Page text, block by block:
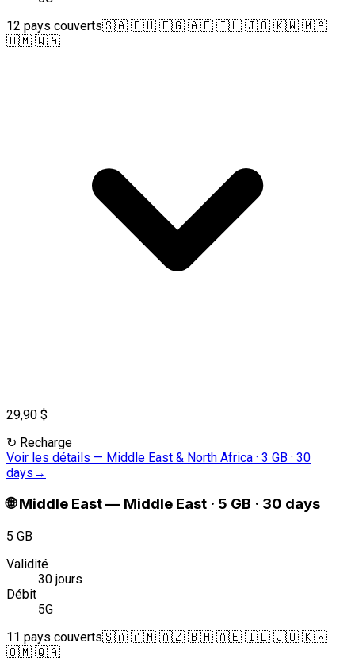
12 pays couverts🇸🇦 🇧🇭 🇪🇬 🇦🇪 🇮🇱 🇯🇴 🇰🇼 🇲🇦
🇴🇲 🇶🇦
29,90 $
↻ Recharge
Voir les détails — Middle East & North Africa · 3 GB · 30
days →
🌐 Middle East— Middle East · 5 GB · 30 days
5 GB
Validité
30 jours
Débit
5G
11 pays couverts🇸🇦 🇦🇲 🇦🇿 🇧🇭 🇦🇪 🇮🇱 🇯🇴 🇰🇼
🇴🇲 🇶🇦